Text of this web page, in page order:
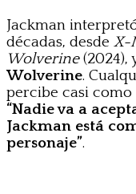
Jackman
décadas, desde X-
Wolverine(2024),
Wolverine.
percibe casi como
“Nadie va a
Jackman está
personaje”.